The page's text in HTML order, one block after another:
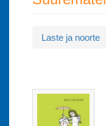
out)
Laste ja noorte